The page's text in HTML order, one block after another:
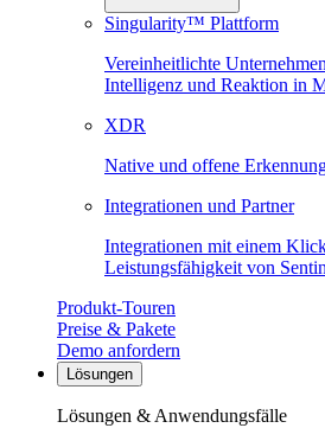
Singularity™ Plattform
Vereinheitlichte
Intelligenz und Reaktion in
XDR
Native und offene
Integrationen und Partner
Integrationen mit einem
Leistungsfähigkeit von
Produkt-Touren
Preise & Pakete
Demo anfordern
Lösungen
Lösungen & Anwendungsfälle